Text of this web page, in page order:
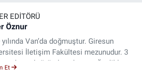
EDITÖRÜ
Öznur
yılında Van’da doğmuştur. Giresun
İletişim Fakültesi mezunudur. 3
medya sektöründe çalışıyor. Özelikle
Et